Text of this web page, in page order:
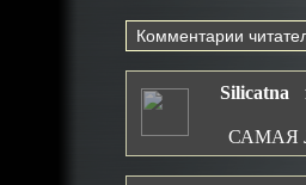
Комментарии
Silicatna
САМАЯ